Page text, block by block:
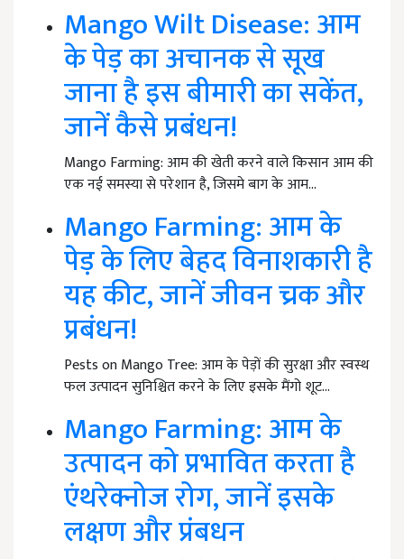
Mango Wilt Disease: आम
के पेड़ का अचानक से सूख
जाना है इस बीमारी का सकेंत,
जानें कैसे प्रबंधन!
Mango Farming: आम की खेती करने वाले किसान आम की
एक नई समस्या से परेशान है, जिसमे बाग के आम…
Mango Farming: आम के
पेड़ के लिए बेहद विनाशकारी है
यह कीट, जानें जीवन च्रक और
प्रबंधन!
Pests on Mango Tree: आम के पेड़ों की सुरक्षा और स्वस्थ
फल उत्पादन सुनिश्चित करने के लिए इसके मैंगो शूट…
Mango Farming: आम के
उत्पादन को प्रभावित करता है
एंथरेक्नोज रोग, जानें इसके
लक्षण और प्रंबधन